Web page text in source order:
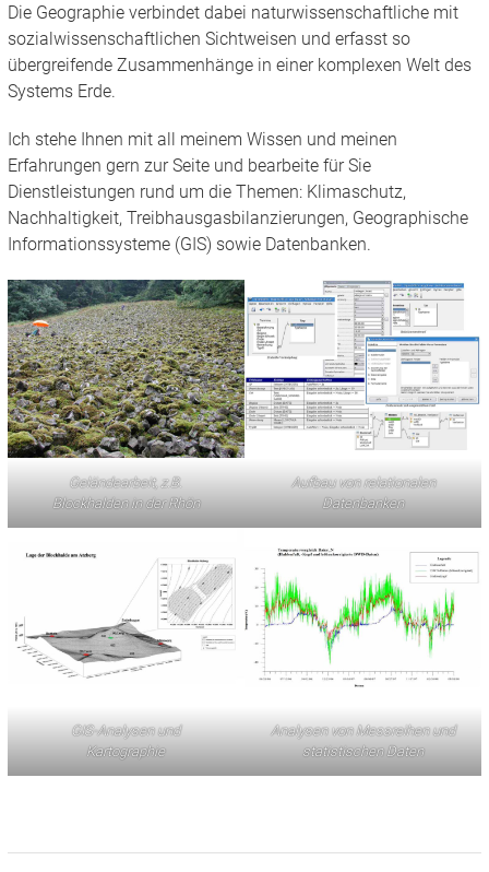
Die Geographie verbindet dabei naturwissenschaftliche mit
sozialwissenschaftlichen Sichtweisen und erfasst so
übergreifende Zusammenhänge in einer komplexen Welt des
Systems Erde.
Ich stehe Ihnen mit all meinem Wissen und meinen
Erfahrungen gern zur Seite und bearbeite für Sie
Dienstleistungen rund um die Themen: Klimaschutz,
Nachhaltigkeit, Treibhausgasbilanzierungen, Geographische
Informationssysteme (GIS) sowie Datenbanken.
Geländearbeit, z.B.
Blockhalden in der Rhön
Aufbau von relationalen
Datenbanken
GIS-Analysen und
Kartographie
Analysen von Messreihen und
statistischen Daten